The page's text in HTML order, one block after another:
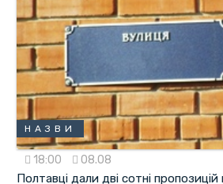
НАЗВИ
18:00 08.08
Полтавці дали дві сотні